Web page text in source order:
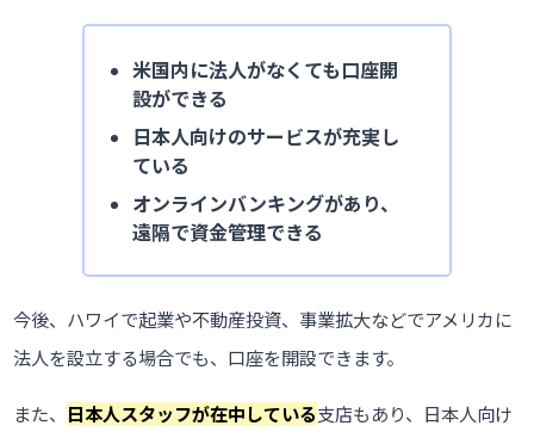
米国内に法人がなくても口座開
設ができる
日本人向けのサービスが充実し
ている
オンラインバンキングがあり、
遠隔で資金管理できる
今後、ハワイで起業や不動産投資、事業拡大などでアメリカに
法人を設立する場合でも、口座を開設できます。
また、 日本人スタッフが在中している支店もあり、日本人向け